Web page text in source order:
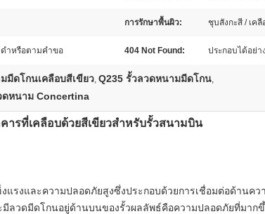
การรักษาพื้นผิว: ชุบสังกะสี / เค
ดำหรือตามคำขอ 404 Not Found: ประกอบได้อย่า
มีดโกนเคลือบสีเขียว, Q235 รั้วลวดหนามมีดโกน,
ดหนาม Concertina
ารที่เคลือบด้วยสีเขียวสำหรับรั้วสนามบิน
งและความปลอดภัยสูงซึ่งประกอบด้วยการเชื่อมต่อด้านคว
มีลวดมีดโกนอยู่ด้านบนของรั้วผลลัพธ์คือความปลอดภัยที่มาก